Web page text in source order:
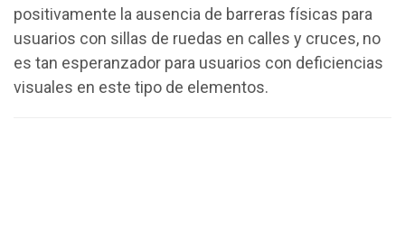
positivamente la ausencia de barreras físicas para
usuarios con sillas de ruedas en calles y cruces, no
es tan esperanzador para usuarios con deficiencias
visuales en este tipo de elementos.